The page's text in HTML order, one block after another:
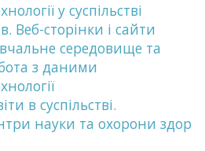
у суспільстві
Веб-сторінки і сайти
середовище та
з даними
в суспільстві.
науки та охорони здор